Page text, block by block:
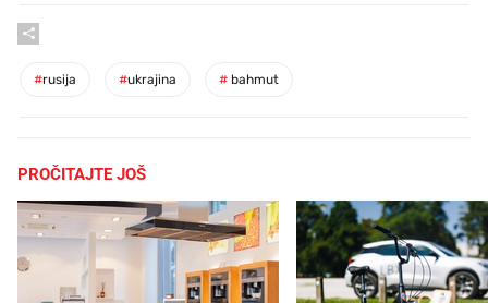
#rusija #ukrajina # bahmut
PROČITAJTE JOŠ